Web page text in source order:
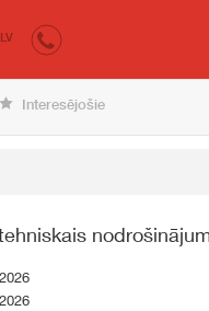
LV
Interesējošie